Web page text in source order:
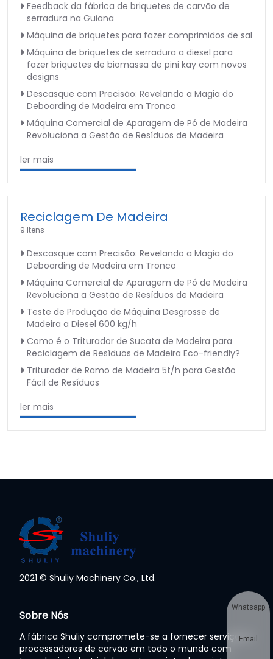
Feedback da fábrica de briquetes de carvão de
serradura na Guiana
Máquina de briquetes para fazer comprimidos de sal
Máquina de briquetes de serradura a diesel para
fazer briquetes de biomassa de pini kay com novos
designs
Descasque com Precisão: Revelando a Magia do
Deboarding de Madeira em Tronco
Máquina Comercial de Aparagem de Pó de Madeira
Revoluciona a Gestão de Resíduos de Madeira
ler mais
Reciclagem De Madeira
9 Itens
Descasque com Precisão: Revelando a Magia do
Deboarding de Madeira em Tronco
Máquina Comercial de Aparagem de Pó de Madeira
Revoluciona a Gestão de Resíduos de Madeira
Teste de Produção de Máquina Desgrosse de
Madeira a Diesel 600 kg/h
Como é o Triturador de Sucata de Madeira para
Reciclagem de Resíduos de Madeira Eco-friendly?
Triturador de Ramo de Madeira 5t/h para Gestão
Fácil de Resíduos
ler mais
2021 © Shuliy Machinery Co., Ltd.
Sobre Nós
A fábrica Shuliy compromete-se a fornecer serviços a
processadores de carvão em todo o mundo com
Whatsapp
Email